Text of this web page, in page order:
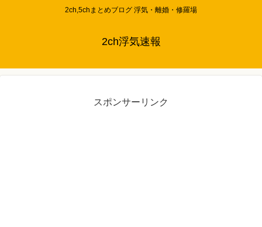
2ch,5chまとめブログ 浮気・離婚・修羅場
2ch浮気速報
スポンサーリンク